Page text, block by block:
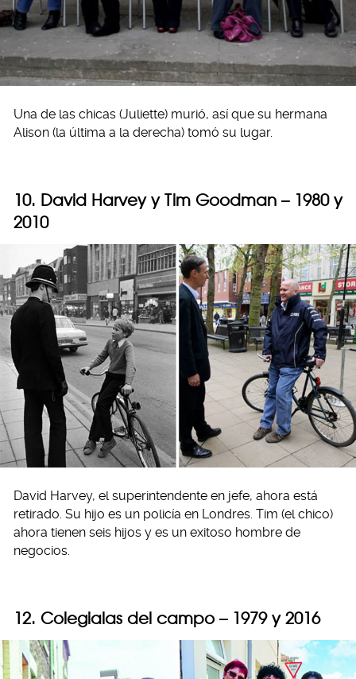
Una de las chicas (Juliette) murió, así que su hermana
Alison (la última a la derecha) tomó su lugar.
10. David Harvey y Tim Goodman – 1980 y
2010
David Harvey, el superintendente en jefe, ahora está
retirado. Su hijo es un policía en Londres. Tim (el chico)
ahora tienen seis hijos y es un exitoso hombre de
negocios.
12. Colegialas del campo – 1979 y 2016